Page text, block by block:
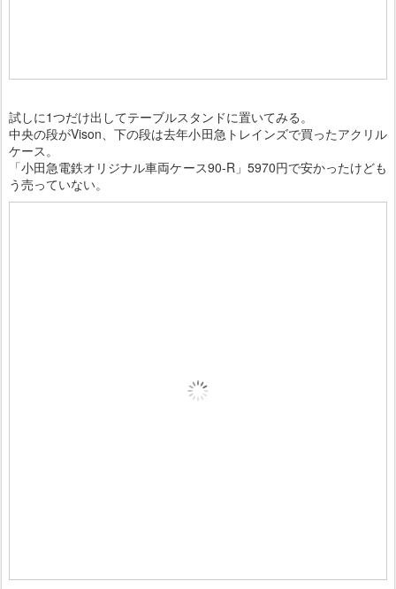
試しに1つだけ出してテーブルスタンドに置いてみる。
中央の段がVison、下の段は去年小田急トレインズで買ったアクリル
ケース。
「小田急電鉄オリジナル車両ケース90-R」5970円で安かったけども
う売っていない。